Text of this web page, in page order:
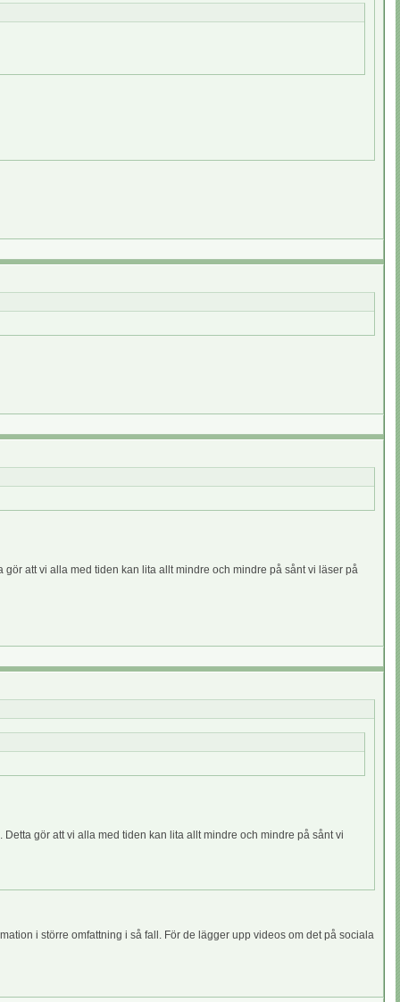
att vi alla med tiden kan lita allt mindre och mindre på sånt vi läser på
gör att vi alla med tiden kan lita allt mindre och mindre på sånt vi
i större omfattning i så fall. För de lägger upp videos om det på sociala